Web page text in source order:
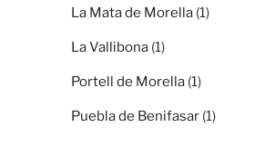
La Mata de Morella (1)
La Vallibona (1)
Portell de Morella (1)
Puebla de Benifasar (1)